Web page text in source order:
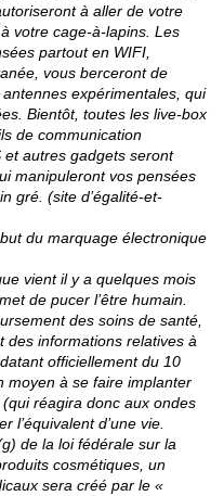
à aller de votre
votre cage-à-lapins. Les
partout en WIFI,
vous berceront de
expérimentales, qui
Bientôt, toutes les live-box
de communication
et autres gadgets seront
manipuleront vos pensées
gré. (site d’égalité-et-
du marquage électronique
vient il y a quelques mois
de pucer l’être humain.
des soins de santé,
des informations relatives à
officiellement du 10
moyen à se faire implanter
réagira donc aux ondes
l’équivalent d’une vie.
de la loi fédérale sur la
cosmétiques, un
sera créé par le «